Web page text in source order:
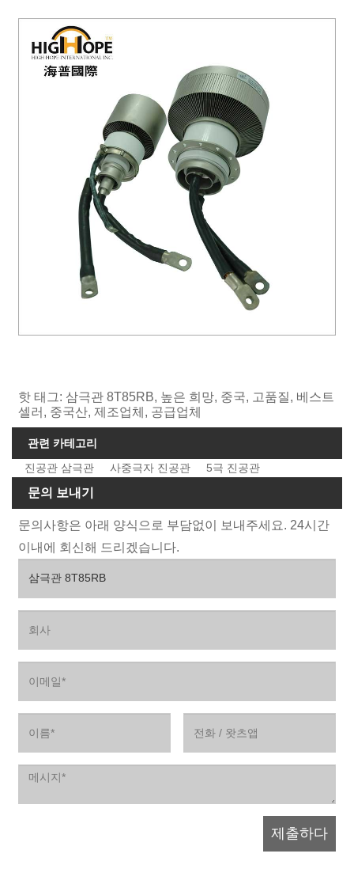
핫 태그: 삼극관 8T85RB, 높은 희망, 중국, 고품질, 베스트
셀러, 중국산, 제조업체, 공급업체
관련 카테고리
진공관 삼극관
사중극자 진공관 5극 진공관
문의 보내기
문의사항은 아래 양식으로 부담없이 보내주세요. 24시간
이내에 회신해 드리겠습니다.